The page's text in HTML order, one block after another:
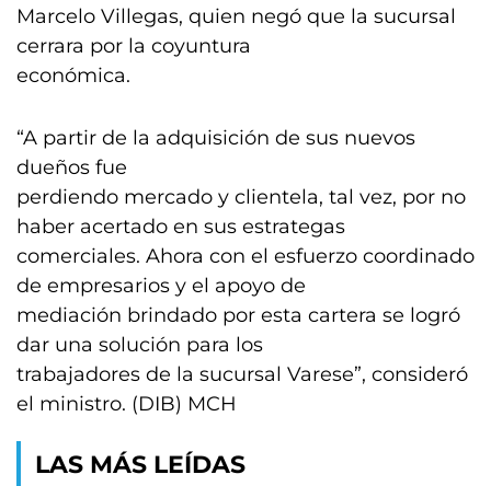
Marcelo Villegas, quien negó que la sucursal
cerrara por la coyuntura
económica.
“A partir de la adquisición de sus nuevos
dueños fue
perdiendo mercado y clientela, tal vez, por no
haber acertado en sus estrategas
comerciales. Ahora con el esfuerzo coordinado
de empresarios y el apoyo de
mediación brindado por esta cartera se logró
dar una solución para los
trabajadores de la sucursal Varese”, consideró
el ministro. (DIB) MCH
LAS MÁS LEÍDAS